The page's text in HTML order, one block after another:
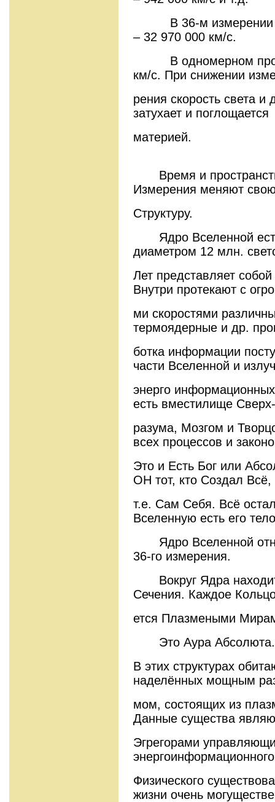
В 36-м измерении
– 32 970 000 км/с.
В одномерном
км/с. При снижении
рения скорость света и
затухает и поглощается
материей.
Время и
Измерения меняют
Структуру.
Ядро Вселенной есть
диаметром 12 млн.
Лет представляет
Внутри протекают с
ми скоростями
термоядерные и др.
ботка информации
части Вселенной и
энерго
есть вместилище Сверх-
разума, Мозгом и
всех процессов и
Это и Есть Бог или
ОН тот, кто Создал Всё,
т.е. Сам Себя. Всё
Вселенную есть его
Ядро Вселенной
36-го измерения.
Вокруг Ядра
Сечения. Каждое
ется Плазмеными
Это Аура Абсолюта.
В этих структурах
наделённых мощным
мом, состоящих из
Данные существа
Эгрегорами
Физического
жизни очень